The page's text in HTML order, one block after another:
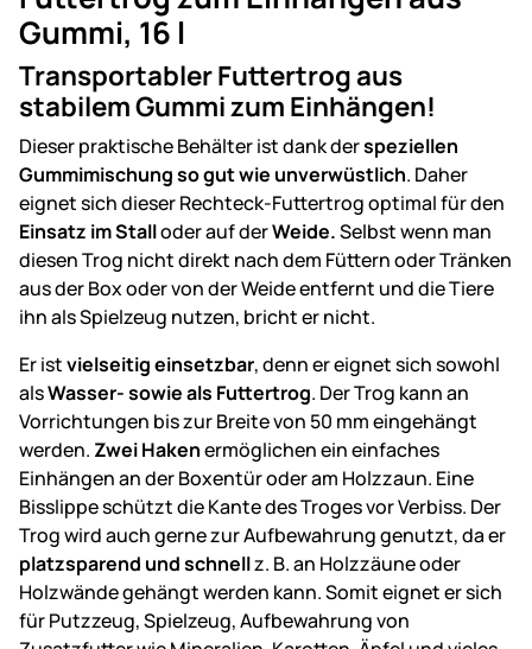
Gummi, 16 l
Transportabler Futtertrog aus
stabilem Gummi zum Einhängen!
Dieser praktische Behälter ist dank derspeziellen
Gummimischungso gut wie unverwüstlich. Daher
eignet sich dieser Rechteck-Futtertrog optimal für den
Einsatz im Stalloder auf derWeide.Selbst wenn man
diesen Trog nicht direkt nach dem Füttern oder Tränken
aus der Box oder von der Weide entfernt und die Tiere
ihn als Spielzeug nutzen, bricht er nicht.
Er istvielseitig einsetzbar, denn er eignet sich sowohl
alsWasser- sowie als Futtertrog. Der Trog kann an
Vorrichtungen bis zur Breite von 50 mm eingehängt
werden. Zwei Hakenermöglichen ein einfaches
Einhängen an der Boxentür oder am Holzzaun. Eine
Bisslippe schützt die Kante des Troges vor Verbiss. Der
Trog wird auch gerne zur Aufbewahrung genutzt, da er
platzsparend und schnellz. B. an Holzzäune oder
Holzwände gehängt werden kann. Somit eignet er sich
für Putzzeug, Spielzeug, Aufbewahrung von